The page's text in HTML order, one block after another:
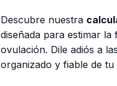
Descubre nuestra
diseñada para estimar
ovulación. Dile adiós a
organizado y fiable de